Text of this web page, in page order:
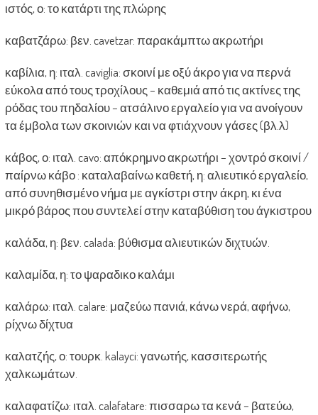
ιστός, ο: το κατάρτι της πλώρης
καβατζάρω: βεν. cavetzar: παρακάμπτω ακρωτήρι
καβίλια, η: ιταλ. caviglia: σκοινί με οξύ άκρο για να περνά
εύκολα από τους τροχίλους – καθεμιά από τις ακτίνες της
ρόδας του πηδαλίου – ατσάλινο εργαλείο για να ανοίγουν
τα έμβολα των σκοινιών και να φτιάχνουν γάσες (βλ.λ)
κάβος, ο: ιταλ. cavo: απόκρημνο ακρωτήρι – χοντρό σκοινί /
παίρνω κάβο : καταλαβαίνω καθετή, η: αλιευτικό εργαλείο,
από συνηθισμένο νήμα με αγκίστρι στην άκρη, κι ένα
μικρό βάρος που συντελεί στην καταβύθιση του άγκιστρου
καλάδα, η: βεν. calada: βύθισμα αλιευτικών διχτυών.
καλαμίδα, η: το ψαραδικο καλάμι
καλάρω: ιταλ. calare: μαζεύω πανιά, κάνω νερά, αφήνω,
ρίχνω δίχτυα
καλατζής, ο: τουρκ. kalayci: γανωτής, κασσιτερωτής
χαλκωμάτων.
καλαφατίζω: ιταλ. calafatare: πισσαρω τα κενά – βατεύω,